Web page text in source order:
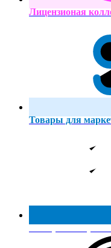
Лицензионая
Товары для
Реестр